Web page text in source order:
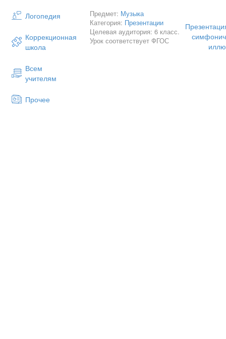
Логопедия
Коррекционная
школа
Всем
учителям
Прочее
Предмет: Музыка
Категория: Презентации
Целевая аудитория: 6 класс.
Урок соответствует ФГОС